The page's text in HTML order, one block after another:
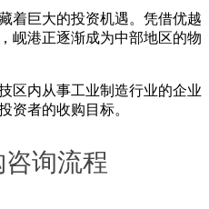
着巨大的投资机遇。凭借优越
岘港正逐渐成为中部地区的物
区内从事工业制造行业的企业
资者的收购目标。
询流程